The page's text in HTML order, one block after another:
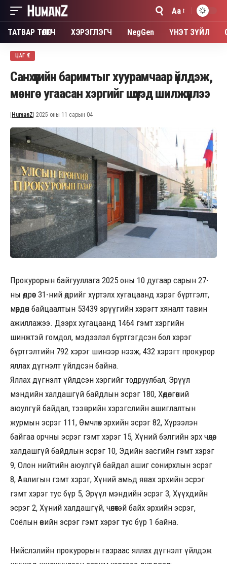
Font
Resizer
Aa
ТАТВАР ТӨЛӨГЧ ХЭРЭГЛЭГЧ NegGen ҮНЭТ ЗҮЙЛ
ЦАГ ҮЕ
Санхүүгийн баримтыг хуурамчаар үйлдэж,
мөнгө угаасан хэргийг шүүхэд шилжүүллээ
HumanZ | 2025 оны 11 сарын 04
Прокурорын байгууллага 2025 оны 10 дугаар сарын 27-
ны өдрөөс 31-ний өдрийг хүртэлх хугацаанд хэрэг бүртгэлт,
мөрдөн байцаалтын 53439 эрүүгийн хэрэгт хяналт тавин
ажиллажээ. Дээрх хугацаанд 1464 гэмт хэргийн
шинжтэй гомдол, мэдээлэл бүртгэгдсэн бол хэрэг
бүртгэлтийн 792 хэрэг шинээр нээж, 432 хэрэгт прокурор
яллах дүгнэлт үйлдсэн байна.
Яллах дүгнэлт үйлдсэн хэргийг тодруулбал, Эрүүл
мэндийн халдашгүй байдлын эсрэг 180, Хөдөлгөөний
аюулгүй байдал, тээврийн хэрэгслийн ашиглалтын
журмын эсрэг 111, Өмчлөх эрхийн эсрэг 82, Хүрээлэн
байгаа орчны эсрэг гэмт хэрэг 15, Хүний бэлгийн эрх чөлөө,
халдашгүй байдлын эсрэг 10, Эдийн засгийн гэмт хэрэг
9, Олон нийтийн аюулгүй байдал ашиг сонирхлын эсрэг
8, Авлигын гэмт хэрэг, Хүний амьд явах эрхийн эсрэг
гэмт хэрэг тус бүр 5, Эрүүл мэндийн эсрэг 3, Хүүхдийн
эсрэг 2, Хүний халдашгүй, чөлөөтэй байх эрхийн эсрэг,
Соёлын өвийн эсрэг гэмт хэрэг тус бүр 1 байна.
Нийслэлийн прокурорын газраас яллах дүгнэлт үйлдэж